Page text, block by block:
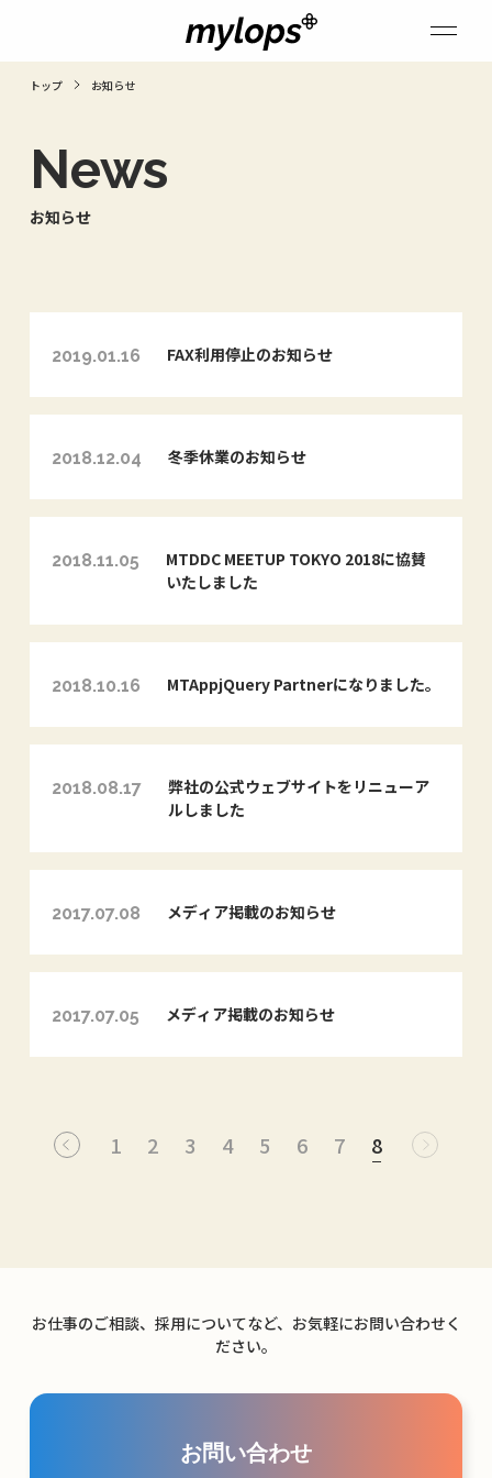
トップ お知らせ
News
お知らせ
2019.01.16 FAX利用停止のお知らせ
2018.12.04 冬季休業のお知らせ
2018.11.05
MTDDC MEETUP TOKYO 2018に協賛
いたしました
2018.10.16 MTAppjQuery Partnerになりました。
2018.08.17
弊社の公式ウェブサイトをリニューア
ルしました
2017.07.08 メディア掲載のお知らせ
2017.07.05 メディア掲載のお知らせ
1 2 3 4 5 6 7 8
お仕事のご相談、採用についてなど、お気軽にお問い合わせく
ださい。
お問い合わせ